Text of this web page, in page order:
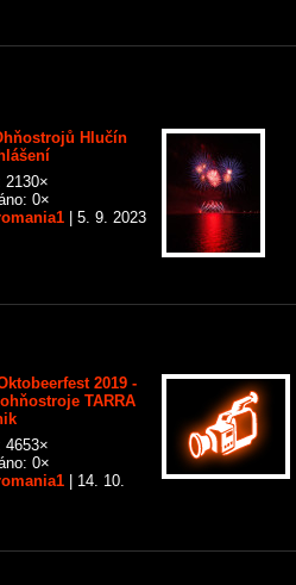
Hlučín
2130×
0×
| 5. 9. 2023
2019 -
TARRA
4653×
0×
| 14. 10.